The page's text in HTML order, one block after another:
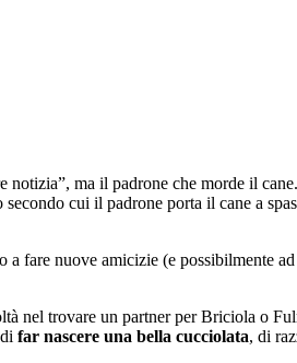
ma il padrone che morde il
cui il padrone porta il cane a
fare nuove amicizie (e possibilmente
nel trovare un partner per Briciola o
far nascere una bella cucciolata, di